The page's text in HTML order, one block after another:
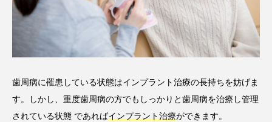
歯周病に罹患している状態はインプラント治療の長持ちを妨げま
す。しかし、重度歯周病の方でもしっかりと歯周病を治療し管理
されている状態 であればインプラント治療ができます。